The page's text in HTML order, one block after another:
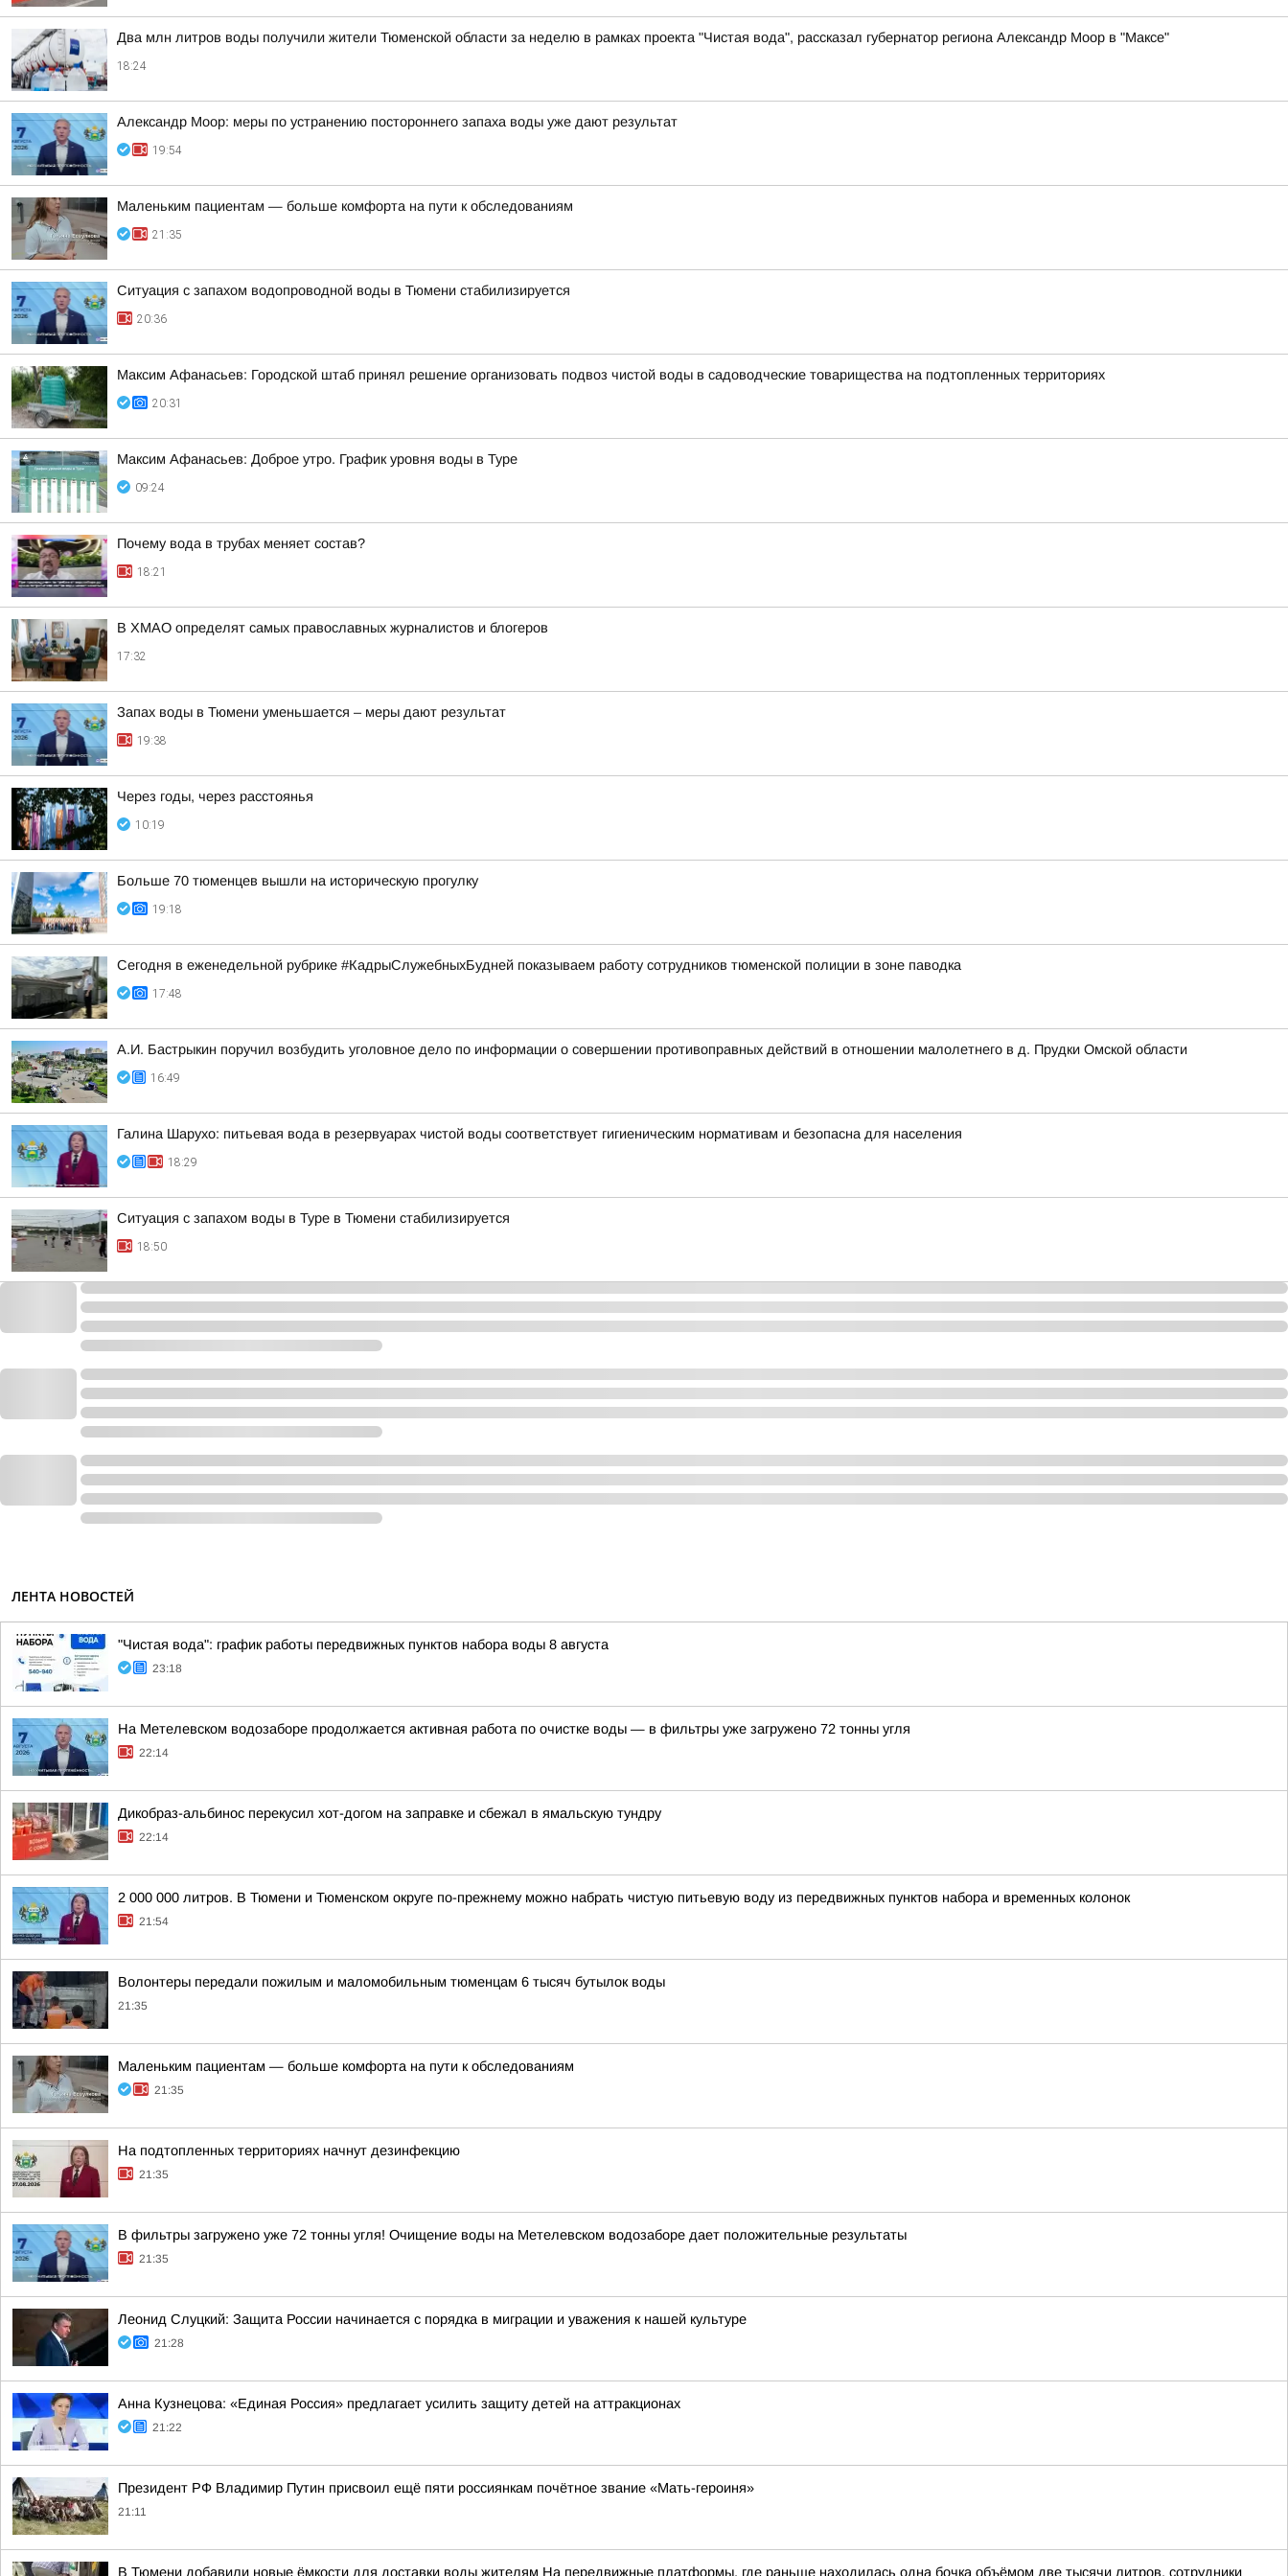
Два млн литров воды получили жители Тюменской области за неделю в рамках проекта "Чистая вода", рассказал губернатор региона Александр Моор в "Максе"
18:24
Александр Моор: меры по устранению постороннего запаха воды уже дают результат
19:54
Маленьким пациентам — больше комфорта на пути к обследованиям
21:35
Ситуация с запахом водопроводной воды в Тюмени стабилизируется
20:36
Максим Афанасьев: Городской штаб принял решение организовать подвоз чистой воды в садоводческие товарищества на подтопленных территориях
20:31
Максим Афанасьев: Доброе утро. График уровня воды в Туре
09:24
Почему вода в трубах меняет состав?
18:21
В ХМАО определят самых православных журналистов и блогеров
17:32
Запах воды в Тюмени уменьшается – меры дают результат
19:38
Через годы, через расстоянья
10:19
Больше 70 тюменцев вышли на историческую прогулку
19:18
Сегодня в еженедельной рубрике #КадрыСлужебныхБудней показываем работу сотрудников тюменской полиции в зоне паводка
17:48
А.И. Бастрыкин поручил возбудить уголовное дело по информации о совершении противоправных действий в отношении малолетнего в д. Прудки Омской области
16:49
Галина Шарухо: питьевая вода в резервуарах чистой воды соответствует гигиеническим нормативам и безопасна для населения
18:29
Ситуация с запахом воды в Туре в Тюмени стабилизируется
18:50
ЛЕНТА НОВОСТЕЙ
"Чистая вода": график работы передвижных пунктов набора воды 8 августа
23:18
На Метелевском водозаборе продолжается активная работа по очистке воды — в фильтры уже загружено 72 тонны угля
22:14
Дикобраз-альбинос перекусил хот-догом на заправке и сбежал в ямальскую тундру
22:14
2 000 000 литров. В Тюмени и Тюменском округе по-прежнему можно набрать чистую питьевую воду из передвижных пунктов набора и временных колонок
21:54
Волонтеры передали пожилым и маломобильным тюменцам 6 тысяч бутылок воды
21:35
Маленьким пациентам — больше комфорта на пути к обследованиям
21:35
На подтопленных территориях начнут дезинфекцию
21:35
В фильтры загружено уже 72 тонны угля! Очищение воды на Метелевском водозаборе дает положительные результаты
21:35
Леонид Слуцкий: Защита России начинается с порядка в миграции и уважения к нашей культуре
21:28
Анна Кузнецова: «Единая Россия» предлагает усилить защиту детей на аттракционах
21:22
Президент РФ Владимир Путин присвоил ещё пяти россиянкам почётное звание «Мать-героиня»
21:11
В Тюмени добавили новые ёмкости для доставки воды жителям На передвижные платформы, где раньше находилась одна бочка объёмом две тысячи литров, сотрудники